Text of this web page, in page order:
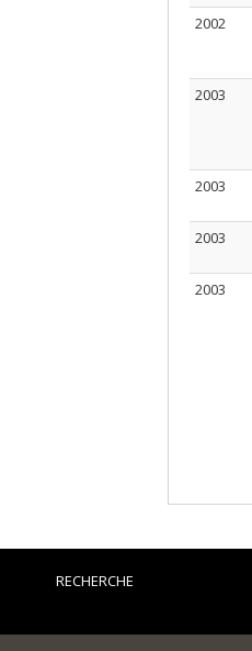
2002
2003
2003
2003
2003
RECHERCHE